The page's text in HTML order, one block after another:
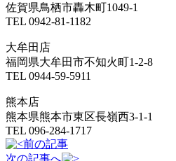
佐賀県鳥栖市轟木町1049-1
TEL 0942-81-1182
大牟田店
福岡県大牟田市不知火町1-2-8
TEL 0944-59-5911
熊本店
熊本県熊本市東区長嶺西3-1-1
TEL 096-284-1717
前の記事
次の記事へ